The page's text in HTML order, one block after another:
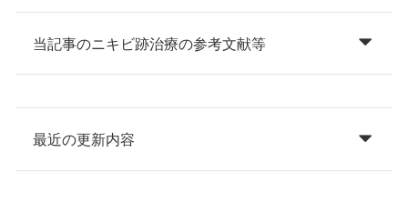
当記事のニキビ跡治療の参考文献等
最近の更新内容